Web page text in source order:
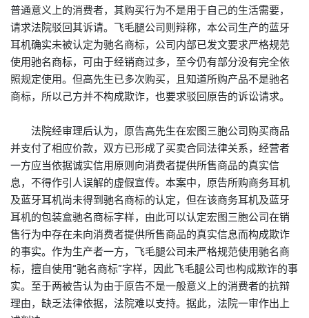
普通意义上的消费者，其购买行为不是用于自己的生活需要，
请求法院驳回其诉请。飞毛腿公司则辩称，本公司生产的蓝牙
耳机确实未被认定为驰名商标，公司内部已发文要求严格规范
使用驰名商标，可由于经销商过多，至今仍有部分没有完全依
照规定使用。但高先生已多次购买，且知道所购产品不是驰名
商标，所以己方并不构成欺诈，也要求驳回原告的诉讼请求。
法院经审理后认为，原告高先生在宏图三胞公司购买商品
并支付了相应价款，双方已形成了买卖合同法律关系，经营者
一方应当依据诚实信用原则向消费者提供所售商品的真实信
息，不得作引人误解的虚假宣传。本案中，原告所购商务耳机
及蓝牙耳机尚未得到驰名商标的认定，但在该商务耳机及蓝牙
耳机的包装盒驰名商标字样，由此可以认定宏图三胞公司在销
售行为中存在未向消费者提供所售商品的真实信息而构成欺诈
的事实。作为生产者一方，飞毛腿公司未严格规范使用驰名商
标，擅自使用“驰名商标”字样，因此飞毛腿公司也构成欺诈的事
实。至于两被告认为由于原告不是一般意义上的消费者的抗辩
理由，缺乏法律依据，法院难以支持。据此，法院一审作出上